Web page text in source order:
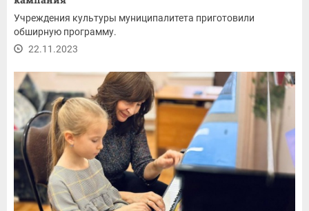
Учреждения культуры муниципалитета приготовили
обширную программу.
22.11.2023